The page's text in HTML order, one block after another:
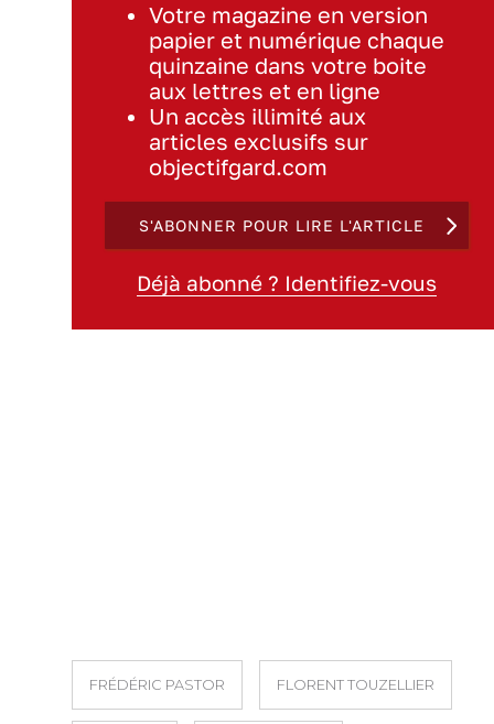
Votre magazine en version
papier et numérique chaque
quinzaine dans votre boite
aux lettres et en ligne
Un accès illimité aux
articles exclusifs sur
objectifgard.com
S'ABONNER POUR LIRE L'ARTICLE
Déjà abonné ? Identifiez-vous
FRÉDÉRIC PASTOR FLORENT TOUZELLIER